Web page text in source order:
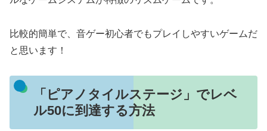
比較的簡単で、音ゲー初心者でもプレイしやすいゲームだ
と思います！
「ピアノタイルステージ」でレベ
ル50に到達する方法